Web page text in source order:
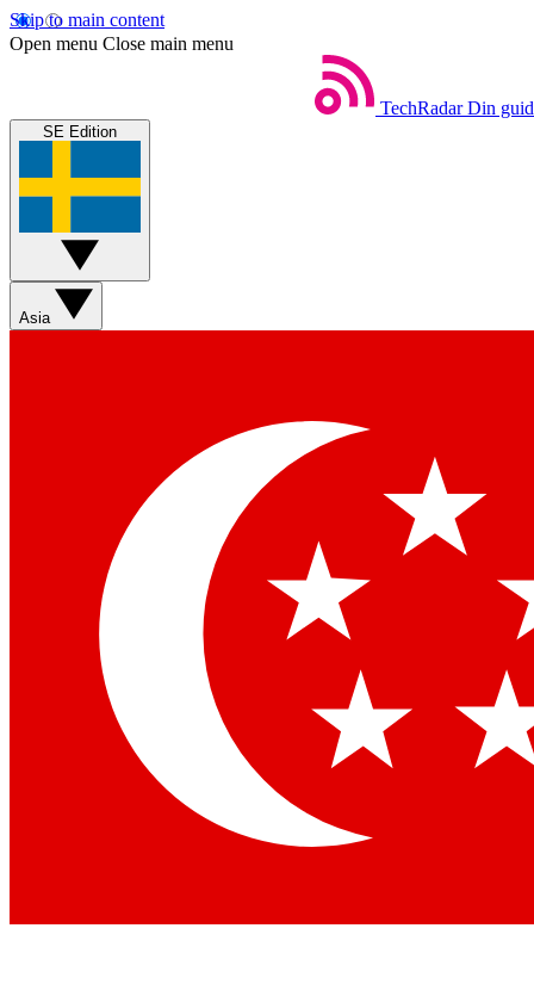
Skip to main content
Open menu Close main menu
TechRadar Din
SE Edition
Asia